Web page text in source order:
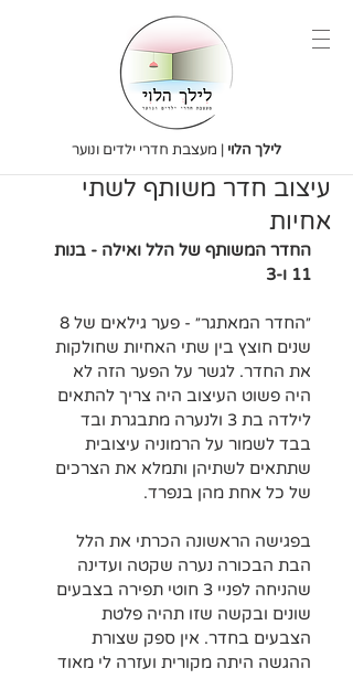
לילך הלוי | מעצבת חדרי ילדים ונוער
עיצוב חדר משותף לשתי
אחיות
החדר המשותף של הלל ואילה - בנות
11 ו-3
שנים חוצץ בין שתי האחיות שחולקות
את החדר. לגשר על הפער הזה לא
היה פשוט העיצוב היה צריך להתאים
לילדה בת 3 ולנערה מתבגרת ובד
בבד לשמור על הרמוניה עיצובית
שתתאים לשתיהן ותמלא את הצרכים
של כל אחת מהן בנפרד.
בפגישה הראשונה הכרתי את הלל
הבת הבכורה נערה שקטה ועדינה
שהניחה לפניי 3 חוטי תפירה בצבעים
שונים ובקשה שזו תהיה פלטת
הצבעים בחדר. אין ספק שצורת
ההגשה היתה מקורית ועזרה לי מאוד